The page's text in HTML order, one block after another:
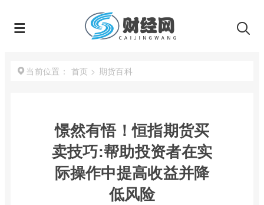
当前位置： 首页 > 期货百科
憬然有悟！恒指期货买
卖技巧:帮助投资者在实
际操作中提高收益并降
低风险